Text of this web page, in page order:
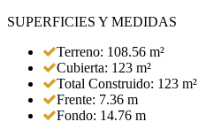
SUPERFICIES Y MEDIDAS
Terreno: 108.56 m²
Cubierta: 123 m²
Total Construido: 123 m²
Frente: 7.36 m
Fondo: 14.76 m